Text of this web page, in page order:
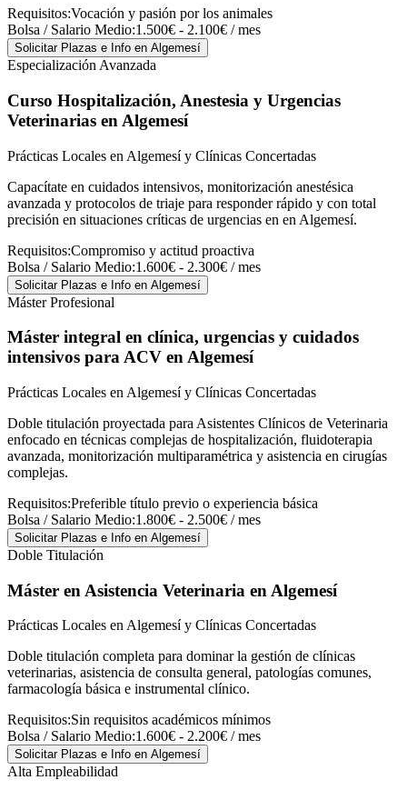
Requisitos:Vocación y pasión por los animales
Bolsa / Salario Medio:1.500€ - 2.100€ / mes
Solicitar Plazas e Info en Algemesí
Especialización Avanzada
Curso Hospitalización, Anestesia y Urgencias
Veterinarias en Algemesí
Prácticas Locales en Algemesí y Clínicas Concertadas
Capacítate en cuidados intensivos, monitorización anestésica
avanzada y protocolos de triaje para responder rápido y con total
precisión en situaciones críticas de urgencias en en Algemesí.
Requisitos:Compromiso y actitud proactiva
Bolsa / Salario Medio:1.600€ - 2.300€ / mes
Solicitar Plazas e Info en Algemesí
Máster Profesional
Máster integral en clínica, urgencias y cuidados
intensivos para ACV en Algemesí
Prácticas Locales en Algemesí y Clínicas Concertadas
Doble titulación proyectada para Asistentes Clínicos de Veterinaria
enfocado en técnicas complejas de hospitalización, fluidoterapia
avanzada, monitorización multiparamétrica y asistencia en cirugías
complejas.
Requisitos:Preferible título previo o experiencia básica
Bolsa / Salario Medio:1.800€ - 2.500€ / mes
Solicitar Plazas e Info en Algemesí
Doble Titulación
Máster en Asistencia Veterinaria en Algemesí
Prácticas Locales en Algemesí y Clínicas Concertadas
Doble titulación completa para dominar la gestión de clínicas
veterinarias, asistencia de consulta general, patologías comunes,
farmacología básica e instrumental clínico.
Requisitos:Sin requisitos académicos mínimos
Bolsa / Salario Medio:1.600€ - 2.200€ / mes
Solicitar Plazas e Info en Algemesí
Alta Empleabilidad